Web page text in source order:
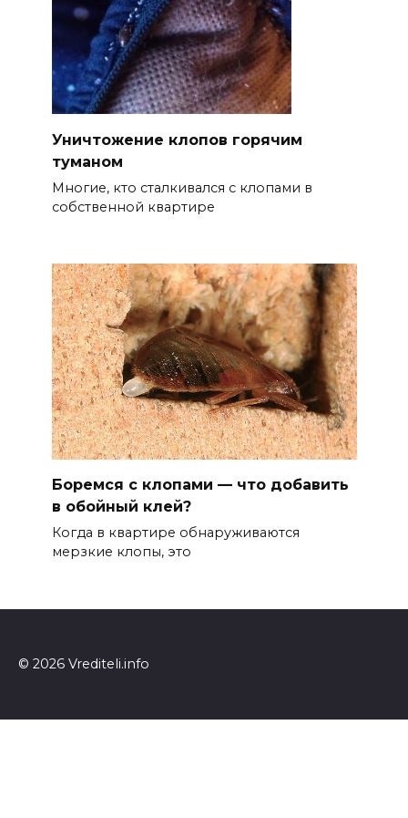
Уничтожение клопов горячим
туманом
Многие, кто сталкивался с клопами в
собственной квартире
Боремся с клопами — что добавить
в обойный клей?
Когда в квартире обнаруживаются
мерзкие клопы, это
© 2026 Vrediteli.info